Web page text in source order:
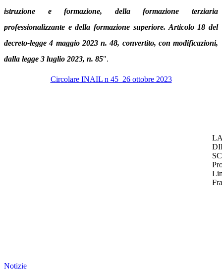
istruzione e formazione, della formazione terziaria
professionalizzante e della formazione superiore. Articolo 18 del
decreto-legge 4 maggio 2023 n. 48, convertito, con modificazioni,
dalla legge 3 luglio 2023, n. 85".
Circolare INAIL n 45_26 ottobre 2023
Notizie